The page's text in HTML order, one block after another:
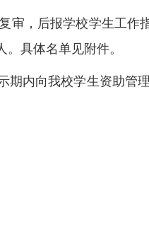
，后报学校学生工
具体名单见附件。
内向我校学生资助管